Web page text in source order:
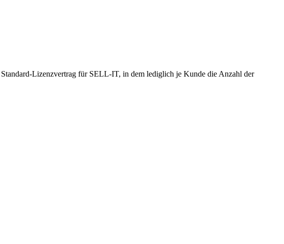
Lizenzvertrag für SELL-IT, in dem lediglich je Kunde die Anzahl der